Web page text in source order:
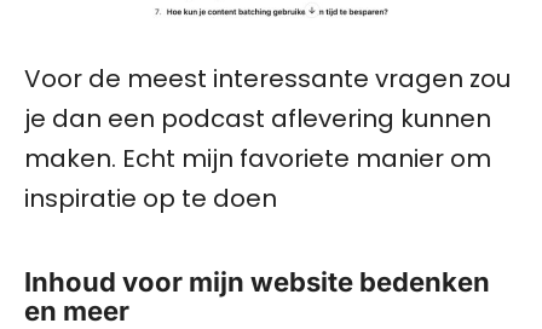
Voor de meest interessante vragen zou
je dan een podcast aflevering kunnen
maken. Echt mijn favoriete manier om
inspiratie op te doen
Inhoud voor mijn website bedenken
en meer